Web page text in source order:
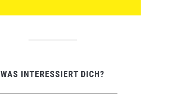
WAS INTERESSIERT DICH?